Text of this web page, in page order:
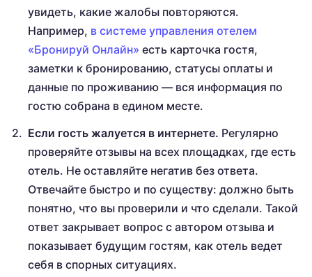
увидеть, какие жалобы повторяются.
Например, в системе управления отелем
«Бронируй Онлайн» есть карточка гостя,
заметки к бронированию, статусы оплаты и
данные по проживанию — вся информация по
гостю собрана в едином месте.
Если гость жалуется в интернете. Регулярно
проверяйте отзывы на всех площадках, где есть
отель. Не оставляйте негатив без ответа.
Отвечайте быстро и по существу: должно быть
понятно, что вы проверили и что сделали. Такой
ответ закрывает вопрос с автором отзыва и
показывает будущим гостям, как отель ведет
себя в спорных ситуациях.